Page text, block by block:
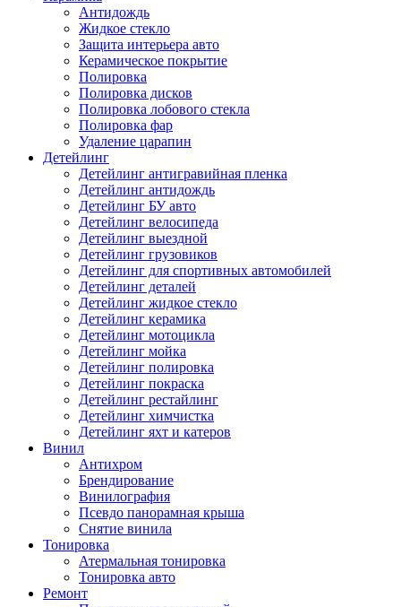
Антидождь
Жидкое стекло
Защита интерьера авто
Керамическое покрытие
Полировка
Полировка дисков
Полировка лобового стекла
Полировка фар
Удаление царапин
Детейлинг
Детейлинг антигравийная пленка
Детейлинг антидождь
Детейлинг БУ авто
Детейлинг велосипеда
Детейлинг выездной
Детейлинг грузовиков
Детейлинг для спортивных автомобилей
Детейлинг деталей
Детейлинг жидкое стекло
Детейлинг керамика
Детейлинг мотоцикла
Детейлинг мойка
Детейлинг полировка
Детейлинг покраска
Детейлинг рестайлинг
Детейлинг химчистка
Детейлинг яхт и катеров
Винил
Антихром
Брендирование
Винилография
Псевдо панорамная крыша
Снятие винила
Тонировка
Атермальная тонировка
Тонировка авто
Ремонт